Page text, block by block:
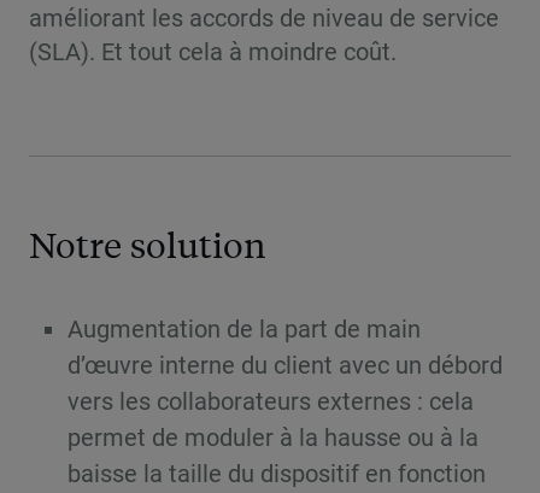
améliorant les accords de niveau de service
(SLA). Et tout cela à moindre coût.
Notre solution
Augmentation de la part de main
d’œuvre interne du client avec un débord
vers les collaborateurs externes : cela
permet de moduler à la hausse ou à la
baisse la taille du dispositif en fonction